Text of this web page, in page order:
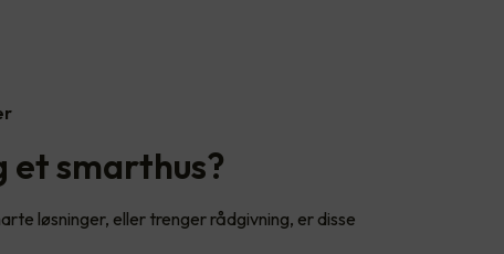
et smarthus?
løsninger, eller trenger rådgivning, er disse